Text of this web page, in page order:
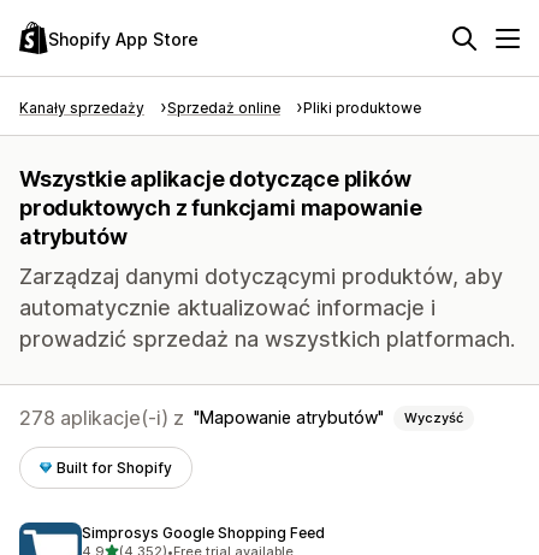
Shopify App Store
Kanały sprzedaży Sprzedaż online Pliki produktowe
Wszystkie aplikacje dotyczące plików
produktowych z funkcjami mapowanie
atrybutów
Zarządzaj danymi dotyczącymi produktów, aby
automatycznie aktualizować informacje i
prowadzić sprzedaż na wszystkich platformach.
278 aplikacje(-i) z Mapowanie atrybutów Wyczyść
Built for Shopify
Simprosys Google Shopping Feed
4,9na 5 gwiazdek
(4 352)•Free trial available